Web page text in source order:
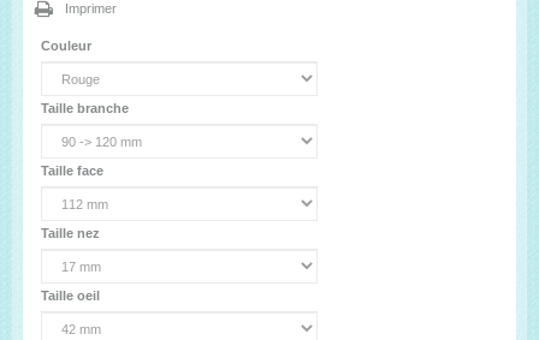
Imprimer
Couleur
Taille branche
Taille face
Taille nez
Taille oeil